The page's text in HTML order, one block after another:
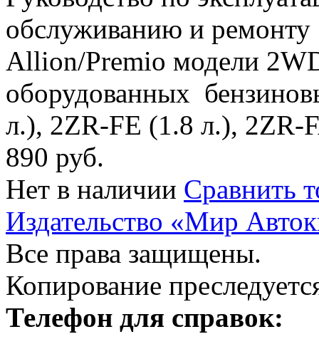
обслуживанию и
Allion/Premio модели
оборудованных
л.), 2ZR-FE (1.8 л.), 2ZR-
890 руб.
Нет в наличии Сравнить
Издательство «Мир
Все права защищены.
Копирование
Телефон для справок: